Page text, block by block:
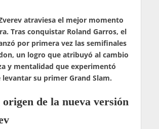
atraviesa el mejor momento
Tras conquistar Roland Garros, el
por primera vez las semifinales
un logro que atribuyó al cambio
y mentalidad que experimentó
levantar su primer Grand Slam.
de la nueva versión